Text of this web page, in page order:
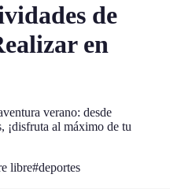
de
en
verano: desde
¡disfruta al máximo de tu
libre#deportes